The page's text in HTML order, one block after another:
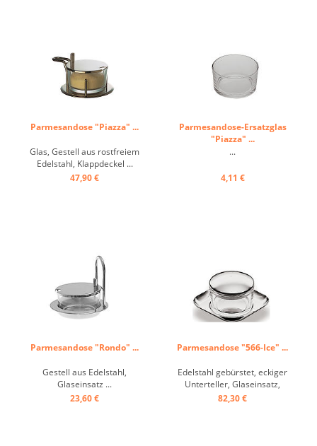
Parmesandose "Piazza" ...
Glas, Gestell aus rostfreiem
Edelstahl, Klappdeckel ...
47,90 €
Parmesandose-Ersatzglas
"Piazza" ...
...
4,11 €
Parmesandose "Rondo" ...
Gestell aus Edelstahl,
Glaseinsatz ...
23,60 €
Parmesandose "566-Ice" ...
Edelstahl gebürstet, eckiger
Unterteller, Glaseinsatz,
Deckel, gewölbt ...
82,30 €